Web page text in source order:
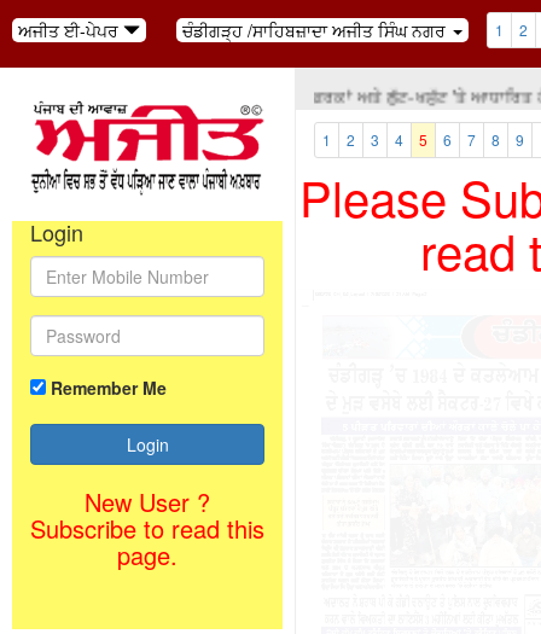
ਅਜੀਤ ਈ-ਪੇਪਰ ਚੰਡੀਗੜ੍ਹ /ਸਾਹਿਬਜ਼ਾਦਾ ਅਜੀਤ ਸਿੰਘ ਨਗਰ 1 2
Login
Remember Me
New User ?
Subscribe to read this
page.
ਪ੍ਰਵਾਹ: ਜੇ ਸਿਆਸਤ ਧਰਮ, ਜਾਤ-ਪਾਤ ਦੇ ਫ਼ਰਕਾਂ ਅਤੇ ਲੁੱਟ-ਖਸੁੱਟ 'ਤੇ ਆਧਾਰਿਤ ਹੋਵੇ
1 2 3 4 5 6 7 8 9
Please
read